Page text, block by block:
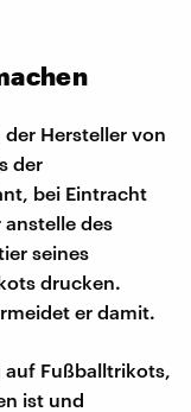
Hersteller von
der
bei Eintracht
des
seines
drucken.
er damit.
Fußballtrikots,
ist und